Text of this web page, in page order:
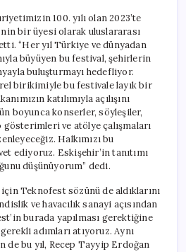
100. yılı olan 2023’te
bir üyesi olarak uluslararası
“Her yıl Türkiye ve dünyadan
büyüyen bu festival, şehirlerin
buluşturmayı hedefliyor.
birikimiyle bu festivale layık bir
katılımıyla açılışını
boyunca konserler, söyleşiler,
ve atölye çalışmaları
Halkımızı bu
ediyoruz. Eskişehir’in tanıtımı
düşünüyorum” dedi.
Teknofest sözünü de aldıklarını
ve havacılık sanayi açısından
burada yapılması gerektiğine
adımları atıyoruz. Aynı
de bu yıl, Recep Tayyip Erdoğan